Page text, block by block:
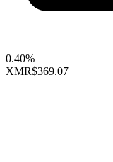
0.40%
XMR$369.07